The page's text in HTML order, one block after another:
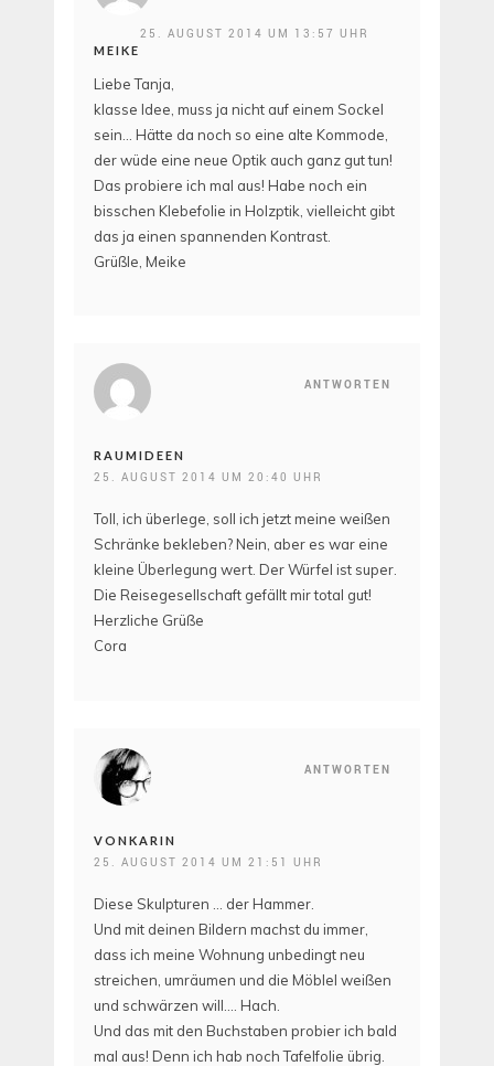
MEIKE
25. AUGUST 2014 UM 13:57 UHR
Liebe Tanja,
klasse Idee, muss ja nicht auf einem Sockel
sein… Hätte da noch so eine alte Kommode,
der wüde eine neue Optik auch ganz gut tun!
Das probiere ich mal aus! Habe noch ein
bisschen Klebefolie in Holzptik, vielleicht gibt
das ja einen spannenden Kontrast.
Grüßle, Meike
ANTWORTEN
RAUMIDEEN
25. AUGUST 2014 UM 20:40 UHR
Toll, ich überlege, soll ich jetzt meine weißen
Schränke bekleben? Nein, aber es war eine
kleine Überlegung wert. Der Würfel ist super.
Die Reisegesellschaft gefällt mir total gut!
Herzliche Grüße
Cora
ANTWORTEN
VONKARIN
25. AUGUST 2014 UM 21:51 UHR
Diese Skulpturen … der Hammer.
Und mit deinen Bildern machst du immer,
dass ich meine Wohnung unbedingt neu
streichen, umräumen und die Möblel weißen
und schwärzen will…. Hach.
Und das mit den Buchstaben probier ich bald
mal aus! Denn ich hab noch Tafelfolie übrig.